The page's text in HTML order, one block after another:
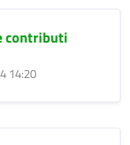
contributi
14:20